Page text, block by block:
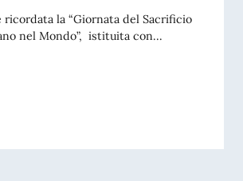
ricordata la “Giornata del Sacrificio
nel Mondo”, istituita con...
DEL 70. ANNIVERSARIO DEL